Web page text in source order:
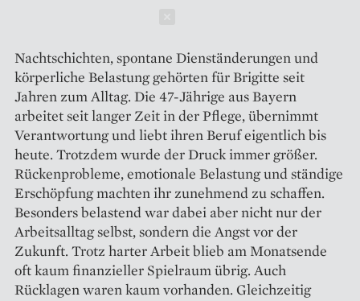
Nachtschichten, spontane Dienständerungen und
körperliche Belastung gehörten für Brigitte seit
Jahren zum Alltag. Die 47-Jährige aus Bayern
arbeitet seit langer Zeit in der Pflege, übernimmt
Verantwortung und liebt ihren Beruf eigentlich bis
heute. Trotzdem wurde der Druck immer größer.
Rückenprobleme, emotionale Belastung und ständige
Erschöpfung machten ihr zunehmend zu schaffen.
Besonders belastend war dabei aber nicht nur der
Arbeitsalltag selbst, sondern die Angst vor der
Zukunft. Trotz harter Arbeit blieb am Monatsende
oft kaum finanzieller Spielraum übrig. Auch
Rücklagen waren kaum vorhanden. Gleichzeitig